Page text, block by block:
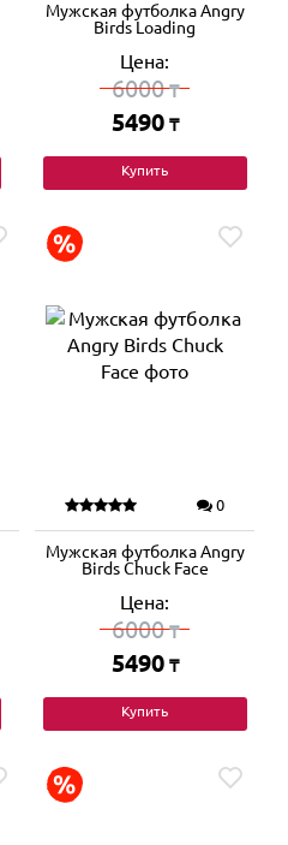
Мужская футболка Angry
Birds Loading
Цена:
6000₸
5490 ₸
Купить
0
Мужская футболка Angry
Birds Chuck Face
Цена:
6000₸
5490 ₸
Купить